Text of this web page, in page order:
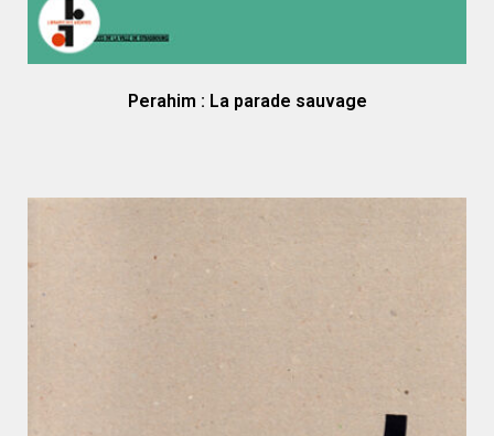
Perahim : La parade sauvage